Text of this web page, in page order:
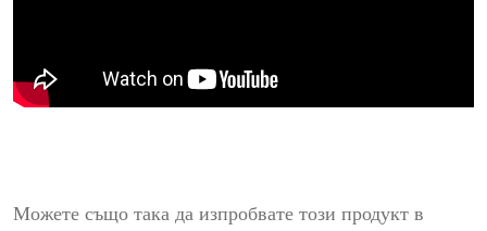
Можете също така да изпробвате този продукт в